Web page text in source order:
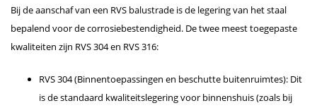
Bij de aanschaf van een RVS balustrade is de legering van het staal
bepalend voor de corrosiebestendigheid. De twee meest toegepaste
kwaliteiten zijn RVS 304 en RVS 316:
RVS 304 (Binnentoepassingen en beschutte buitenruimtes): Dit
is de standaard kwaliteitslegering voor binnenshuis (zoals bij